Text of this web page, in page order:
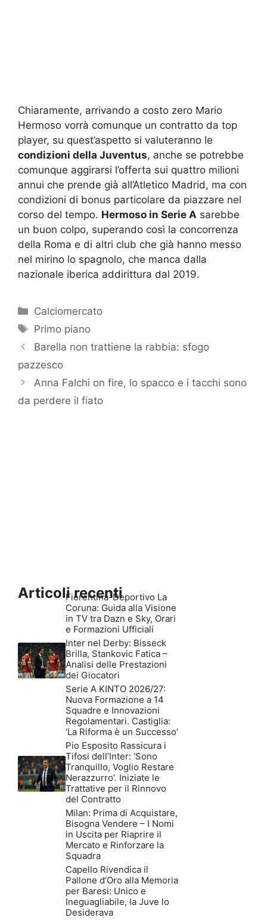
Chiaramente, arrivando a costo zero Mario
Hermoso vorrà comunque un contratto da top
player, su quest’aspetto si valuteranno le
condizioni della Juventus, anche se potrebbe
comunque aggirarsi l’offerta sui quattro milioni
annui che prende già all’Atletico Madrid, ma con
condizioni di bonus particolare da piazzare nel
corso del tempo. Hermoso in Serie A sarebbe
un buon colpo, superando così la concorrenza
della Roma e di altri club che già hanno messo
nel mirino lo spagnolo, che manca dalla
nazionale iberica addirittura dal 2019.
Categorie
Calciomercato
Tag
Primo piano
Barella non trattiene la rabbia: sfogo
pazzesco
Anna Falchi on fire, lo spacco e i tacchi sono
da perdere il fiato
Articoli recenti
Fiorentina-Deportivo La
Coruna: Guida alla Visione
in TV tra Dazn e Sky, Orari
e Formazioni Ufficiali
Inter nel Derby: Bisseck
Brilla, Stankovic Fatica –
Analisi delle Prestazioni
dei Giocatori
Serie A KINTO 2026/27:
Nuova Formazione a 14
Squadre e Innovazioni
Regolamentari. Castiglia:
‘La Riforma è un Successo’
Pio Esposito Rassicura i
Tifosi dell’Inter: ‘Sono
Tranquillo, Voglio Restare
Nerazzurro’. Iniziate le
Trattative per il Rinnovo
del Contratto
Milan: Prima di Acquistare,
Bisogna Vendere – I Nomi
in Uscita per Riaprire il
Mercato e Rinforzare la
Squadra
Capello Rivendica il
Pallone d’Oro alla Memoria
per Baresi: Unico e
Ineguagliabile, la Juve lo
Desiderava